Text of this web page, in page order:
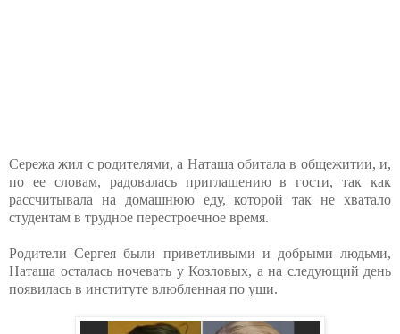
Сережа жил с родителями, а Наташа обитала в общежитии, и,
по ее словам, радовалась приглашению в гости, так как
рассчитывала на домашнюю еду, которой так не хватало
студентам в трудное перестроечное время.
Родители Сергея были приветливыми и добрыми людьми,
Наташа осталась ночевать у Козловых, а на следующий день
появилась в институте влюбленная по уши.